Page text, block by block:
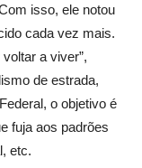
isso, ele notou
cada vez mais.
a viver”,
de estrada,
o objetivo é
fuja aos padrões
etc.